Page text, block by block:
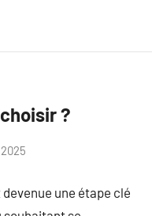
?
une étape clé